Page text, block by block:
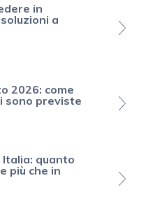
in
a
2026: come
sono previste
quanto
più che in